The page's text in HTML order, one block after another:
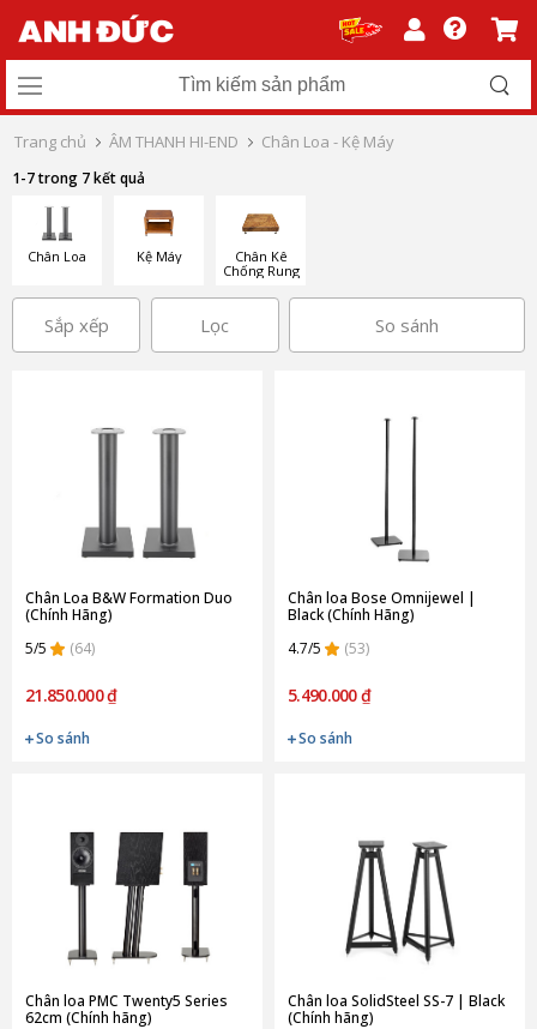
Trang chủ ÂM THANH HI-END Chân Loa - Kệ Máy
1-7 trong 7 kết quả
Chân Loa Kệ Máy
Chân Kê
Chống Rung
Sắp xếp Lọc So sánh
Chân Loa B&W Formation Duo
(Chính Hãng)
5/5
(64)
21.850.000 ₫
So sánh
Chân loa Bose Omnijewel |
Black (Chính Hãng)
4.7/5
(53)
5.490.000 ₫
So sánh
Chân loa PMC Twenty5 Series
62cm (Chính hãng)
Chân loa SolidSteel SS-7 | Black
(Chính hãng)